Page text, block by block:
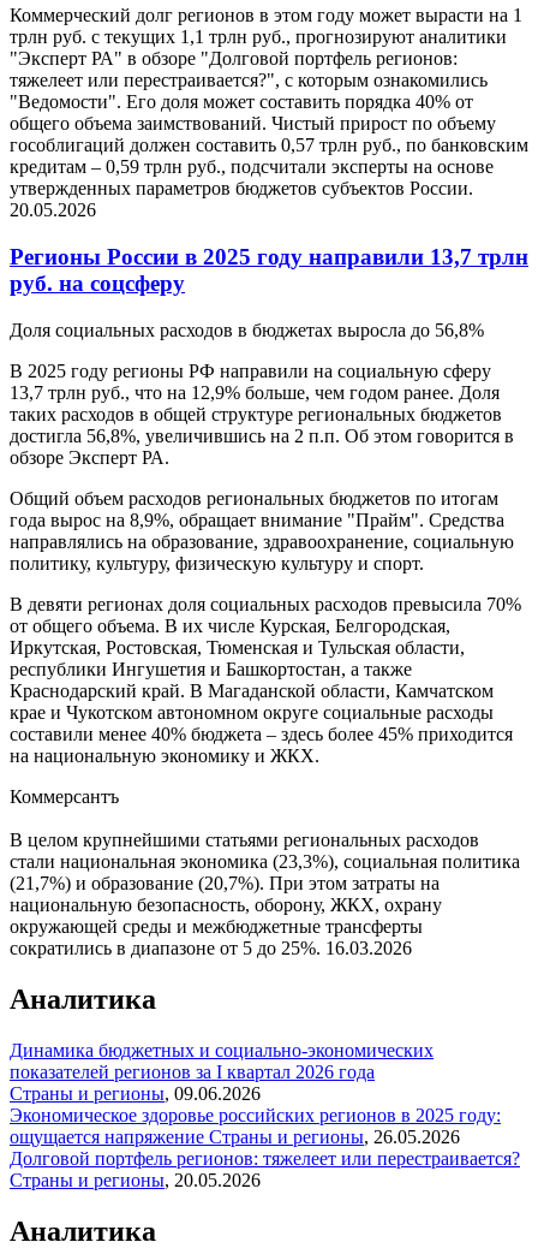
Коммерческий долг регионов в этом году может вырасти на 1
трлн руб. с текущих 1,1 трлн руб., прогнозируют аналитики
"Эксперт РА" в обзоре "Долговой портфель регионов:
тяжелеет или перестраивается?", с которым ознакомились
"Ведомости". Его доля может составить порядка 40% от
общего объема заимствований. Чистый прирост по объему
гособлигаций должен составить 0,57 трлн руб., по банковским
кредитам – 0,59 трлн руб., подсчитали эксперты на основе
утвержденных параметров бюджетов субъектов России.
20.05.2026
Регионы России в 2025 году направили 13,7 трлн
руб. на соцсферу
Доля социальных расходов в бюджетах выросла до 56,8%
В 2025 году регионы РФ направили на социальную сферу
13,7 трлн руб., что на 12,9% больше, чем годом ранее. Доля
таких расходов в общей структуре региональных бюджетов
достигла 56,8%, увеличившись на 2 п.п. Об этом говорится в
обзоре Эксперт РА.
Общий объем расходов региональных бюджетов по итогам
года вырос на 8,9%, обращает внимание "Прайм". Средства
направлялись на образование, здравоохранение, социальную
политику, культуру, физическую культуру и спорт.
В девяти регионах доля социальных расходов превысила 70%
от общего объема. В их числе Курская, Белгородская,
Иркутская, Ростовская, Тюменская и Тульская области,
республики Ингушетия и Башкортостан, а также
Краснодарский край. В Магаданской области, Камчатском
крае и Чукотском автономном округе социальные расходы
составили менее 40% бюджета – здесь более 45% приходится
на национальную экономику и ЖКХ.
Коммерсантъ
В целом крупнейшими статьями региональных расходов
стали национальная экономика (23,3%), социальная политика
(21,7%) и образование (20,7%). При этом затраты на
национальную безопасность, оборону, ЖКХ, охрану
окружающей среды и межбюджетные трансферты
сократились в диапазоне от 5 до 25%. 16.03.2026
Аналитика
Динамика бюджетных и социально-экономических
показателей регионов за I квартал 2026 года
Страны и регионы, 09.06.2026
Экономическое здоровье российских регионов в 2025 году:
ощущается напряжение Страны и регионы, 26.05.2026
Долговой портфель регионов: тяжелеет или перестраивается?
Страны и регионы, 20.05.2026
Аналитика